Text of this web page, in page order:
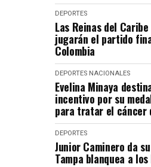
DEPORTES
Las Reinas del
jugarán el partido
Colombia
DEPORTES NACIONALES
Evelina Minaya
incentivo por su
para tratar el cáncer
DEPORTES
Junior Caminero da
Tampa blanquea a